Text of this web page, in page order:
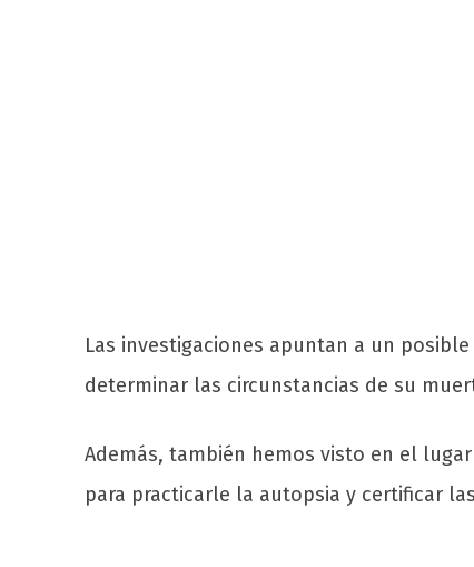
Las investigaciones apuntan a un
determinar las circunstancias de su
Además, también hemos visto en el
para practicarle la autopsia y certificar